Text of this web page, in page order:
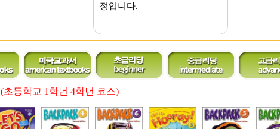
정입니다.
(초등학교 1학년 4학년 코스)